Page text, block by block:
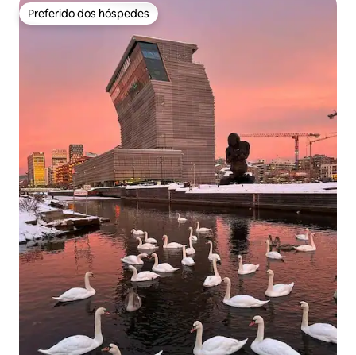
Preferido dos hóspedes
Preferido dos hóspedes